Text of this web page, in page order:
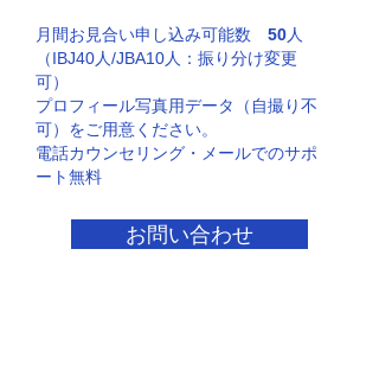
月間お見合い申し込み可能数 50人
（IBJ40人/JBA10人：振り分け変更
可）
プロフィール写真用データ（自撮り不
可）をご用意ください。
電話カウンセリング・メールでのサポ
ート無料
お問い合わせ